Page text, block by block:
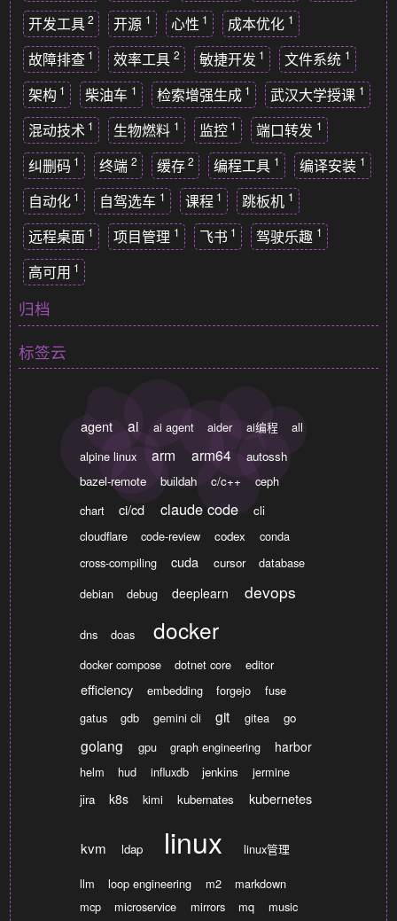
开发工具 2 开源 1 心性 1 成本优化 1
故障排查 1 效率工具 2 敏捷开发 1 文件系统 1
架构 1 柴油车 1 检索增强生成 1 武汉大学授课 1
混动技术 1 生物燃料 1 监控 1 端口转发 1
纠删码 1 终端 2 缓存 2 编程工具 1 编译安装 1
自动化 1 自驾选车 1 课程 1 跳板机 1
远程桌面 1 项目管理 1 飞书 1 驾驶乐趣 1
高可用 1
归档
标签云
agent ai ai agent aider ai编程
all
alpine linux
arm arm64
autossh
bazel-remote
buildah c/c++
ceph
chart
ci/cd claude code
cli
cloudflare
code-review codex
conda
cross-compiling
cuda cursor
database
debian
debug deeplearn devops
dns doas docker
docker compose dotnet core editor
efficiency embedding forgejo
fuse
gatus
gdb gemini cli git gitea go
golang gpu graph engineering harbor
helm hud influxdb jenkins
jermine
jira
k8s kimi kubernates kubernetes
kvm ldap linux linux管理
llm loop engineering m2
markdown
mcp
microservice mirrors mq
music